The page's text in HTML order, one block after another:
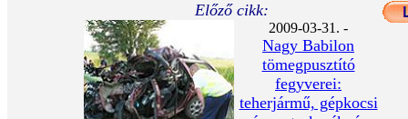
Előző cikk:
2009-03-31. -
Nagy Babilon
tömegpusztító
fegyverei:
teherjármű, gépkocsi